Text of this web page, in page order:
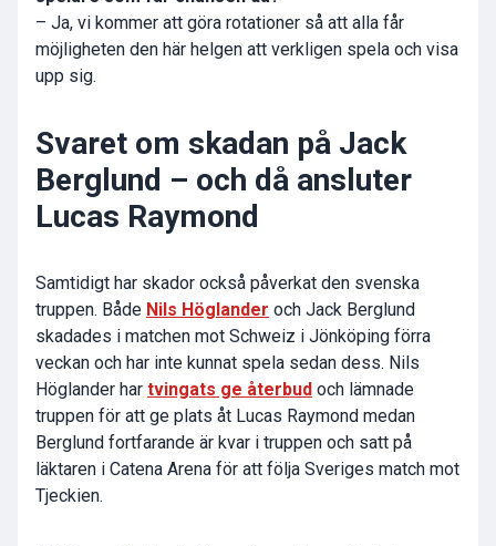
– Ja, vi kommer att göra rotationer så att alla får
möjligheten den här helgen att verkligen spela och visa
upp sig.
Svaret om skadan på Jack
Berglund – och då ansluter
Lucas Raymond
Samtidigt har skador också påverkat den svenska
truppen. Både Nils Höglander och Jack Berglund
skadades i matchen mot Schweiz i Jönköping förra
veckan och har inte kunnat spela sedan dess. Nils
Höglander har tvingats ge återbud och lämnade
truppen för att ge plats åt Lucas Raymond medan
Berglund fortfarande är kvar i truppen och satt på
läktaren i Catena Arena för att följa Sveriges match mot
Tjeckien.